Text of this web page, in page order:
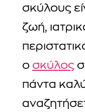
σκύλους
ζωή,
ο σκύλος
πάντα